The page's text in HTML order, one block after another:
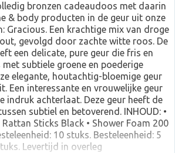
bronzen cadeaudoos met daarin
& body producten in de geur uit onze
Gracious. Een krachtige mix van droge
gevolgd door zachte witte roos. De
een delicate, pure geur die fris en
subtiele groene en poederige
elegante, houtachtig-bloemige geur
Een interessante en vrouwelijke geur
indruk achterlaat. Deze geur heeft de
subtiel en betoverend. INHOUD: •
Sticks Black • Shower Foam 200
10 stuks. Besteleenheid: 5
Levertijd in overleg